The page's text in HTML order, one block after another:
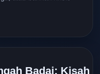
Badai: Kisah